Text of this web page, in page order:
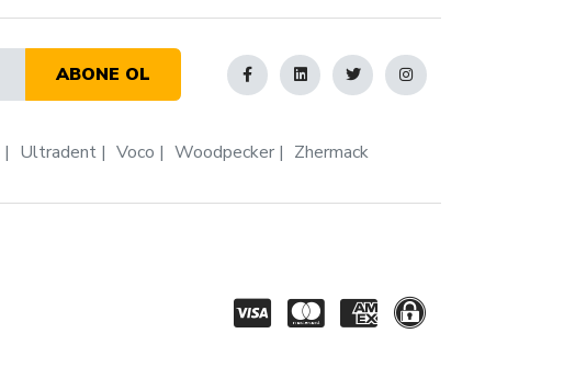
ABONE OL
Ultradent Voco Woodpecker Zhermack